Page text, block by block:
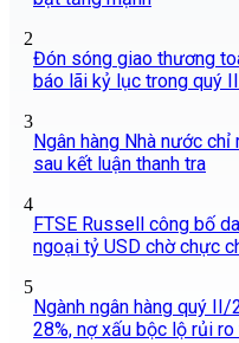
2
Đón sóng giao thương
báo lãi kỷ lục trong quý
3
Ngân hàng Nhà nước
sau kết luận thanh tra
4
FTSE Russell công bố
ngoại tỷ USD chờ chực
5
Ngành ngân hàng quý
28%, nợ xấu bộc lộ rủi